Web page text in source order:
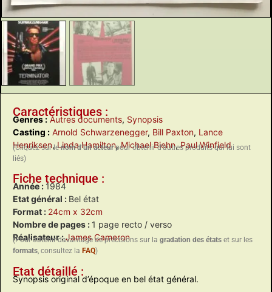
Caractéristiques :
Genres : Autres documents, Synopsis
Casting : Arnold Schwarzenegger, Bill Paxton, Lance
Henriksen,Linda Hamilton,Michael Biehn,Paul Winfield
(Cliquez sur lenom d’un acteurpour obtenir d’autres produits qui lui sont
liés)
Fiche technique :
Année : 1984
Etat général : Bel état
Format : 24cm x 32cm
Nombre de pages : 1 page recto / verso
Réalisateur :James Cameron
(Pour obtenir davantage de précisions sur la gradation des états et sur les
formats, consultez la FAQ)
Etat détaillé :
Synopsis original d’époque en bel état général.